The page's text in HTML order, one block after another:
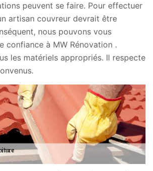
peuvent se faire. Pour effectuer
artisan couvreur devrait être
nous pouvons vous
confiance à MW Rénovation .
les matériels appropriés. Il respecte